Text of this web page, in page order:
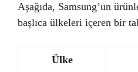
Aşağıda, Samsung’un
başlıca ülkeleri içeren bir
Ülke